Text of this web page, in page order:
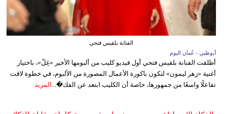
الفنانة بلقيس فتحي
أبوظبي - عُمان اليوم
أطلقت الفنانة بلقيس فتحي أول فيديو كليب من ألبومها الأخير «غِلّ»، باختيار
أغنية «زهر ليمون» لتكون باكورة الأعمال المصورة من الألبوم، في خطوة لاقت
تفاعلًا واسعًا من جمهورها، خاصة أن الكليب ابتعد عن الفك�... المزيد